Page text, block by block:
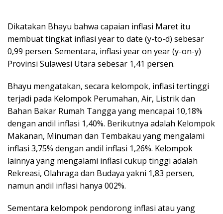
Dikatakan Bhayu bahwa capaian inflasi Maret itu
membuat tingkat inflasi year to date (y-to-d) sebesar
0,99 persen. Sementara, inflasi year on year (y-on-y)
Provinsi Sulawesi Utara sebesar 1,41 persen.
Bhayu mengatakan, secara kelompok, inflasi tertinggi
terjadi pada Kelompok Perumahan, Air, Listrik dan
Bahan Bakar Rumah Tangga yang mencapai 10,18%
dengan andil inflasi 1,40%. Berikutnya adalah Kelompok
Makanan, Minuman dan Tembakau yang mengalami
inflasi 3,75% dengan andil inflasi 1,26%. Kelompok
lainnya yang mengalami inflasi cukup tinggi adalah
Rekreasi, Olahraga dan Budaya yakni 1,83 persen,
namun andil inflasi hanya 002%.
Sementara kelompok pendorong inflasi atau yang